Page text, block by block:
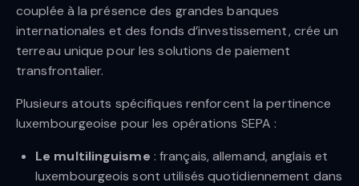
couplée à la présence des grandes banques
internationales et des fonds d’investissement, crée un
terreau unique pour les solutions de paiement
transfrontalier.
Plusieurs atouts spécifiques renforcent la pertinence
luxembourgeoise pour les opérations SEPA :
Le multilinguisme : français, allemand, anglais et
luxembourgeois sont utilisés quotidiennement dans